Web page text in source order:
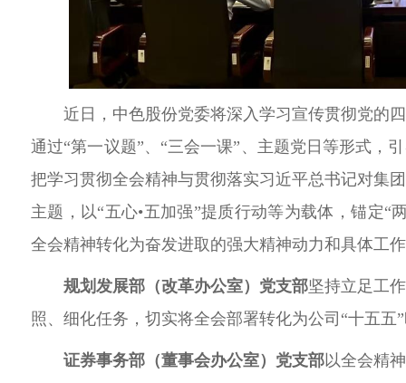
近日，中色股份党委将深入学习宣传贯彻党的
通过“第一议题”、“三会一课”、主题党日等形式，
把学习贯彻全会精神与贯彻落实习近平总书记对集
主题，以“五心•五加强”提质行动等为载体 ，锚定“
全会精神转化为奋发进取的强大精神动力和具体工
规划发展部（改革办公室）党支部坚持立足工
照、细化任务，切实将全会部署转化为公司 “十五五”
证券事务部（董事会办公室）党支部以全会精